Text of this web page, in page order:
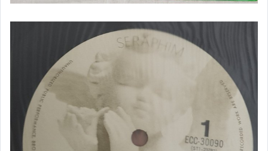
。皇家哥本哈根。
。LP唱片-日本音樂。
。LP唱片-西洋音樂。
。LP唱片-交響樂。
。CD唱片-西洋音樂。
。CD唱片-日韓音樂。